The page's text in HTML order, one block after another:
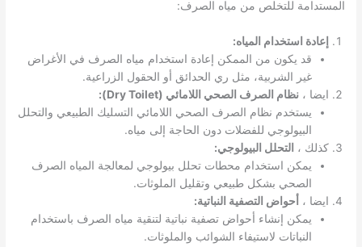
المستدامة للتخلص من مياه الصرف:
إعادة استخدام المياه:
قد يكون من الممكن إعادة استخدام مياه الصرف في الأغراض
غير الشربية، مثل ري الحدائق أو الحقول الزراعية.
ايضا ،نظام الصرف الصحي اللامائي (Dry Toilet):
يستخدم نظام الصرف الصحي اللامائي التسليك الطبيعي والتحلل
البيولوجي للفضلات دون الحاجة إلى مياه.
كذلك ، التحلل البيولوجي:
يمكن استخدام محطات تحلل بيولوجي لمعالجة المياه الصرف
الصحي بشكل طبيعي وتقليل الملوثات.
ايضا ،
أحواض التصفية النباتية:
يمكن إنشاء أحواض تصفية نباتية لتنقية مياه الصرف باستخدام
النباتات لاستيفاء الشوائب والملوثات.